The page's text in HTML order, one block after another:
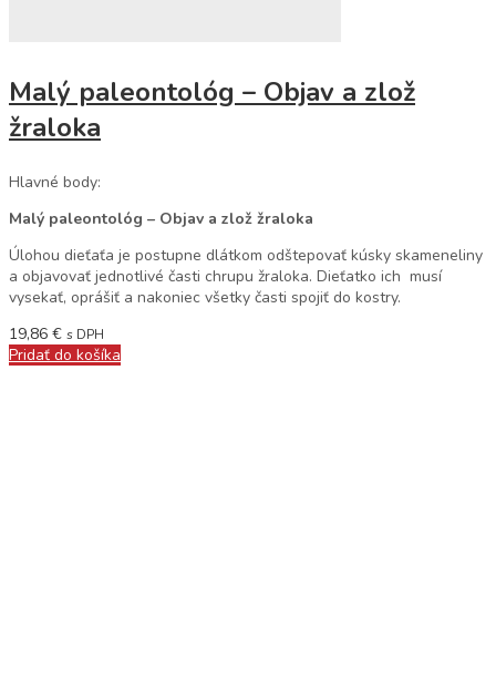
Malý paleontológ – Objav a zlož
žraloka
Hlavné body:
Malý paleontológ – Objav a zlož žraloka
Úlohou dieťaťa je postupne dlátkom odštepovať kúsky skameneliny
a objavovať jednotlivé časti chrupu žraloka. Dieťatko ich musí
vysekať, oprášiť a nakoniec všetky časti spojiť do kostry.
19,86 € s DPH
Pridať do košíka